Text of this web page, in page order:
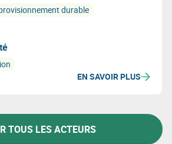
durable
EN SAVOIR PLUS
TOUS LES ACTEURS